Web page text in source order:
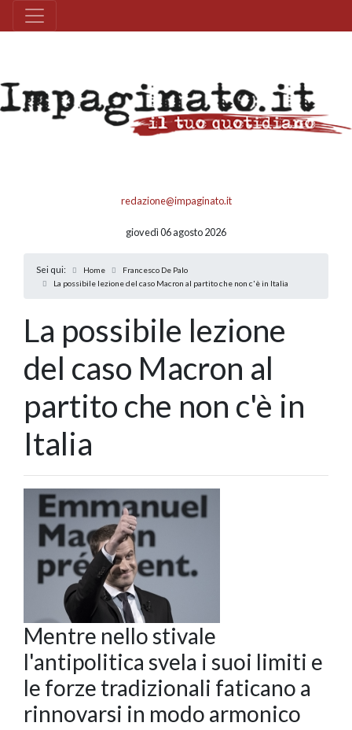
redazione@impaginato.it
giovedì 06 agosto 2026
Sei qui: Home
Francesco De Palo
La possibile lezione del caso Macron al partito che non c'è in Italia
La possibile lezione
del caso Macron al
partito che non c'è in
Italia
Mentre nello stivale
l'antipolitica svela i suoi limiti e
le forze tradizionali faticano a
rinnovarsi in modo armonico